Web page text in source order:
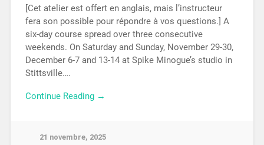
[Cet atelier est offert en anglais, mais l’instructeur
fera son possible pour répondre à vos questions.] A
six-day course spread over three consecutive
weekends. On Saturday and Sunday, November 29-30,
December 6-7 and 13-14 at Spike Minogue’s studio in
Stittsville….
Continue Reading →
21 novembre, 2025